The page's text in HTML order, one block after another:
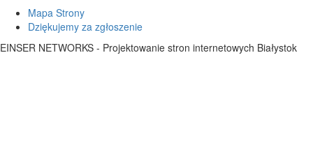
Mapa Strony
Dziękujemy za zgłoszenie
EINSER NETWORKS - Projektowanie stron internetowych Białystok